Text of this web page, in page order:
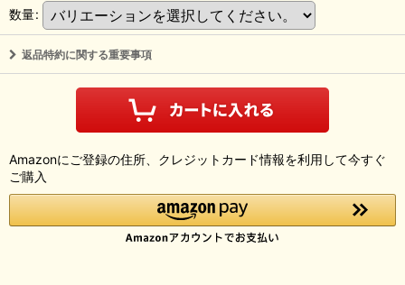
数量:
返品特約に関する重要事項
Amazonにご登録の住所、クレジットカード情報を利用して今すぐ
ご購入